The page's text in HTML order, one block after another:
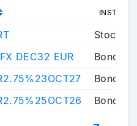
Stock
DEC32 EUR
Bond
Bond
Bond